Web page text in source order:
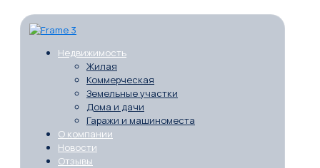
Недвижимость
Жилая
Коммерческая
Земельные участки
Дома и дачи
Гаражи и машиноместа
О компании
Новости
Отзывы